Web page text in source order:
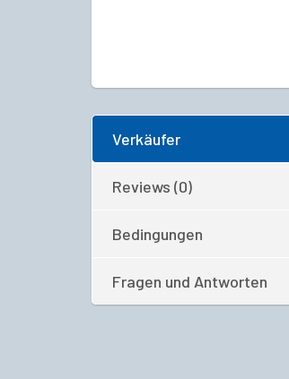
Verkäufer
Reviews (0)
Bedingungen
Fragen und Antworten